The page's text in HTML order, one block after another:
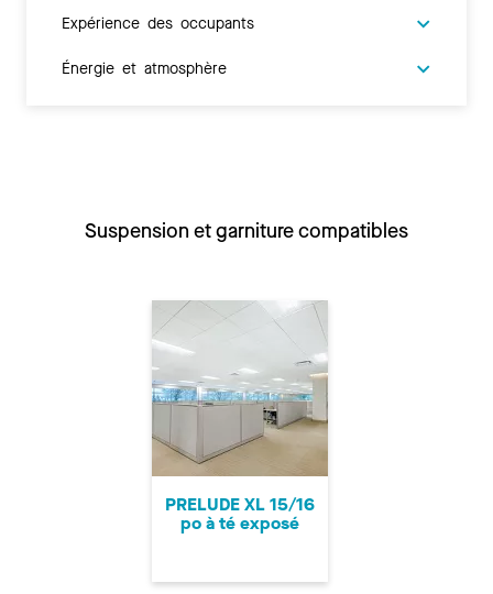
Expérience des occupants
Énergie et atmosphère
Suspension et garniture compatibles
PRELUDE XL 15/16
po à té exposé